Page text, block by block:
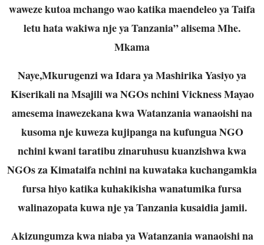
waweze kutoa mchango wao katika maendeleo ya Taifa
letu hata wakiwa nje ya Tanzania” alisema Mhe.
Mkama
Naye,Mkurugenzi wa Idara ya Mashirika Yasiyo ya
Kiserikali na Msajili wa NGOs nchini Vickness Mayao
amesema inawezekana kwa Watanzania wanaoishi na
kusoma nje kuweza kujipanga na kufungua NGO
nchini kwani taratibu zinaruhusu kuanzishwa kwa
NGOs za Kimataifa nchini na kuwataka kuchangamkia
fursa hiyo katika kuhakikisha wanatumika fursa
walinazopata kuwa nje ya Tanzania kusaidia jamii.
Akizungumza kwa niaba ya Watanzania wanaoishi na